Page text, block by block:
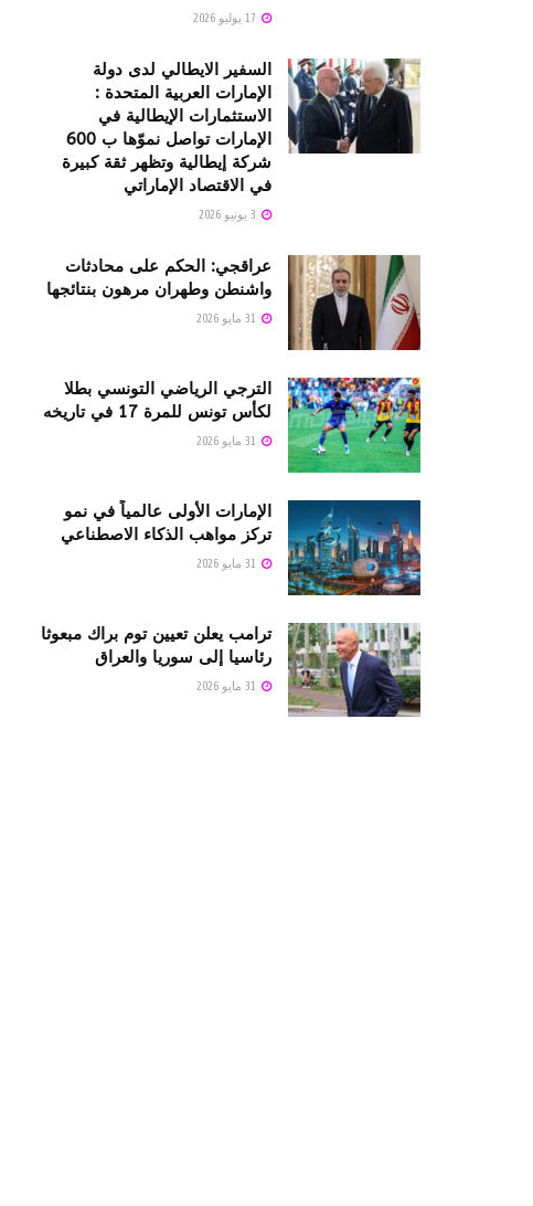
السفير الايطالي لدى دولة
الإمارات العربية المتحدة :
الاستثمارات الإيطالية في
الإمارات تواصل نموّها ب 600
شركة إيطالية وتظهر ثقة كبيرة
في الاقتصاد الإماراتي
عراقجي: الحكم على محادثات
واشنطن وطهران مرهون بنتائجها
الترجي الرياضي التونسي بطلا
لكأس تونس للمرة 17 في تاريخه
الإمارات الأولى عالمياً في نمو
تركز مواهب الذكاء الاصطناعي
ترامب يعلن تعيين توم براك مبعوثا
رئاسيا إلى سوريا والعراق